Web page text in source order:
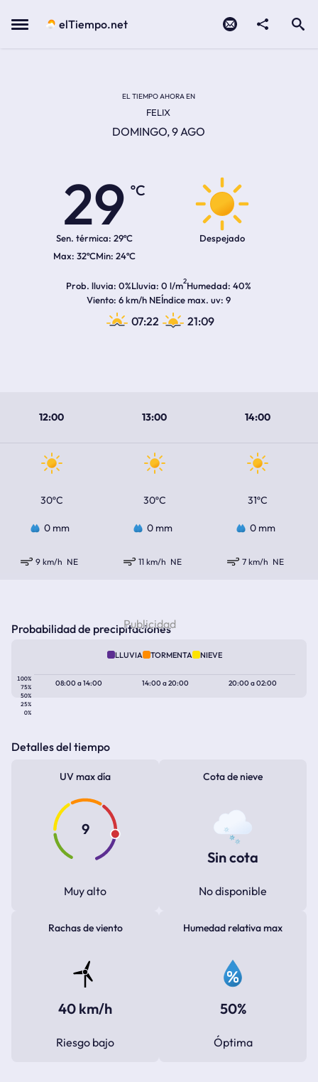
Menu elTiempo.net
EL TIEMPO AHORA EN
FELIX
DOMINGO, 9 AGO
29
ºC
Sen. térmica: 29ºC
32ºC 24ºC
Despejado
Prob. lluvia 0%Lluvia 0 l/m2Humedad 40%
Viento 6 km/h NEÍndice max. uv 9
07:22 21:09
12:00 13:00 14:00
30ºC 30ºC 31ºC
0 mm 0 mm 0 mm
9 km/h NE 11 km/h NE 7 km/h NE
Probabilidad de precipitaciones
LLUVIA TORMENTA NIEVE
100%
75%
50%
25%
0%
08:00a14:00 14:00a20:00 20:00a02:00
Detalles del tiempo
UV max día
9
Muy alto
Cota de nieve
Sin cota
No disponible
Rachas de viento
40 km/h
Riesgo bajo
Humedad relativa max
50%
Óptima